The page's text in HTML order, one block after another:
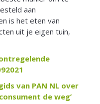
aan
is het eten van
uit je eigen tuin,
van PAN NL over
de weg’